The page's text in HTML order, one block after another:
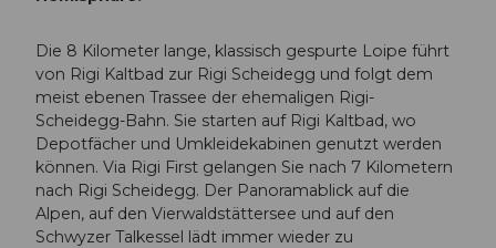
Die 8 Kilometer lange, klassisch gespurte Loipe führt
von Rigi Kaltbad zur Rigi Scheidegg und folgt dem
meist ebenen Trassee der ehemaligen Rigi-
Scheidegg-Bahn. Sie starten auf Rigi Kaltbad, wo
Depotfächer und Umkleidekabinen genutzt werden
können. Via Rigi First gelangen Sie nach 7 Kilometern
nach Rigi Scheidegg. Der Panoramablick auf die
Alpen, auf den Vierwaldstättersee und auf den
Schwyzer Talkessel lädt immer wieder zu